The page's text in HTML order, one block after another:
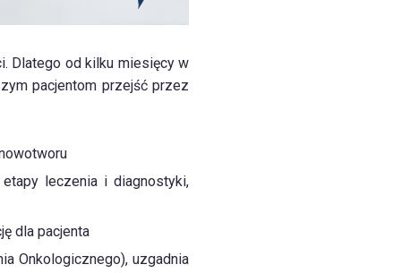
Dlatego od kilku miesięcy w
pacjentom przejść przez
leczenia i diagnostyki,
dla pacjenta
Onkologicznego), uzgadnia